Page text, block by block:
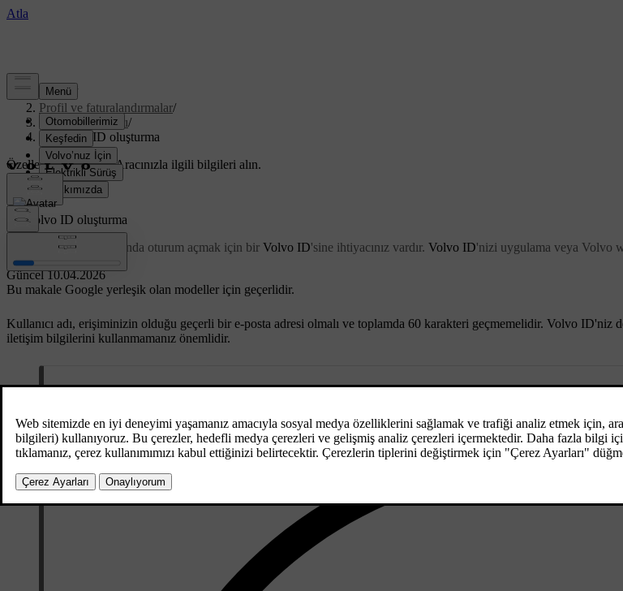
Destek
Profil ve faturalandırmalar/
Hesap detayları/
Bir Volvo ID oluşturma
Özelleştirilmiş destekAracınızla ilgili bilgileri alın.
Giriş yap
Güncel 10.04.2026
Bir Volvo ID oluşturma
Volvo Cars uygulamasında oturum açmak için bir Volvo ID'sine ihtiyacınız vardır. Volvo ID'nizi uygulama veya Volvo
Bu makale Google yerleşik olan modeller için geçerlidir.
Kullanıcı adı, erişiminizin olduğu geçerli bir e-posta adresi olmalı ve toplamda 60 karakteri geçmemelidir. Volvo ID'niz
iletişim bilgilerini kullanmamanız önemlidir.